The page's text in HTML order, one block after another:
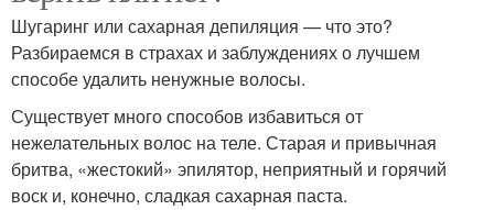
Шугаринг или сахарная депиляция — что это?
Разбираемся в страхах и заблуждениях о лучшем
способе удалить ненужные волосы.
Существует много способов избавиться от
нежелательных волос на теле. Старая и привычная
бритва, «жестокий» эпилятор, неприятный и горячий
воск и, конечно, сладкая сахарная паста.